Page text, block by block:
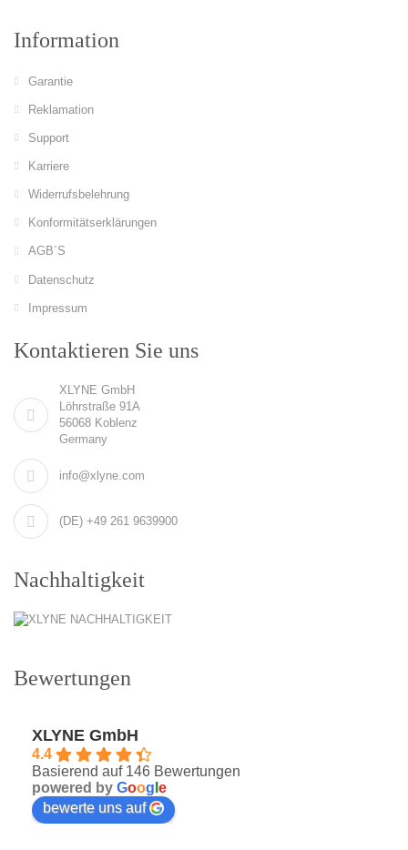
Information
Garantie
Reklamation
Support
Karriere
Widerrufsbelehrung
Konformitätserklärungen
AGB´S
Datenschutz
Impressum
Kontaktieren Sie uns
XLYNE GmbH
Löhrstraße 91A
56068 Koblenz
Germany
info@xlyne.com
(DE) +49 261 9639900
Nachhaltigkeit
Bewertungen
XLYNE GmbH
4.4
Basierend auf 146 Bewertungen
powered by Goog e
bewerte uns auf